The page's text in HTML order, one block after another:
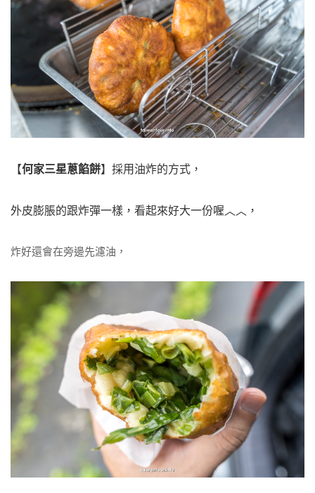
【何家三星蔥餡餅】採用油炸的方式，
外皮膨脹的跟炸彈一樣， 看起來好大一份喔︿︿，
炸好還會在旁邊先濾油，